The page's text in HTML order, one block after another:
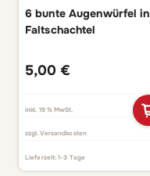
6 bunte Augenwürfel in
Faltschachtel
5,00 €
inkl. 19 % MwSt.
zzgl. Versandkosten
Lieferzeit:1-3 Tage